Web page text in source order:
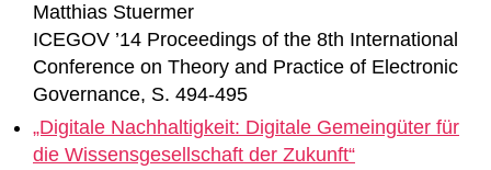
Matthias Stuermer
ICEGOV ’14 Proceedings of the 8th International
Conference on Theory and Practice of Electronic
Governance, S. 494-495
„Digitale Nachhaltigkeit: Digitale Gemeingüter für
die Wissensgesellschaft der Zukunft“